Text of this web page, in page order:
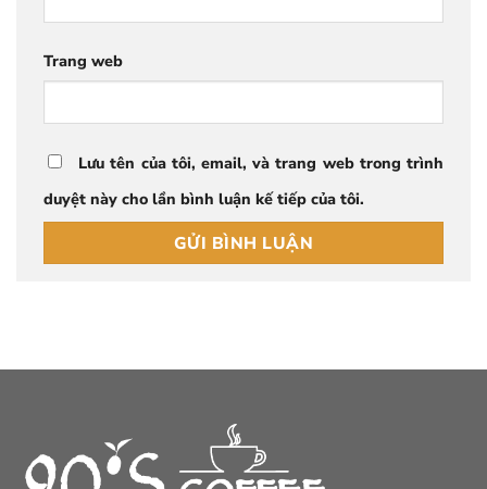
Trang web
Lưu tên của tôi, email, và trang web trong trình
duyệt này cho lần bình luận kế tiếp của tôi.